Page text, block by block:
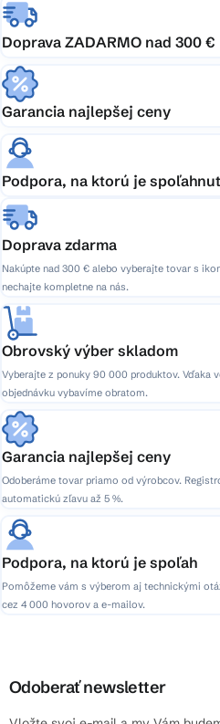
Doprava ZADARMO nad 300 €
Garancia najlepšej ceny
Podpora, na ktorú je
Doprava zdarma
Nakúpte nad 300 € alebo vyberajte tovar s
nechajte kompletne na nás.
Obrovský výber skladom
Vyberajte z ponuky 90 000 produktov. Vďaka
objednávku vybavíme obratom.
Garancia najlepšej ceny
Odoberáme tovar priamo od výrobcov.
automatickú zľavu až 5 %.
Podpora, na ktorú je spoľah
Pomôžeme vám s výberom aj technickými
cez 4 000 hovorov a e-mailov.
Odoberať newsletter